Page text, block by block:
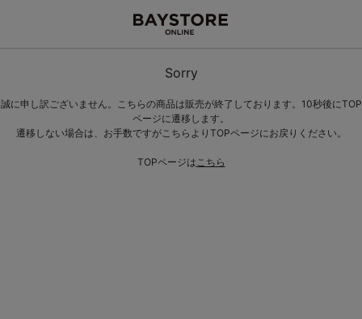
Sorry
誠に申し訳ございません。こちらの商品は販売が終了しております。10秒後にTOP
ページに遷移します。
遷移しない場合は、お手数ですがこちらよりTOPページにお戻りください。
TOPページはこちら